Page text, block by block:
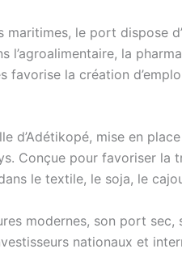
maritimes, le port dispose
l’agroalimentaire, la
favorise la création
d’Adétikopé, mise en
Conçue pour favoriser
le textile, le soja, le
modernes, son port
nationaux et